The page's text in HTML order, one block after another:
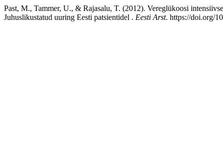
Past, M., Tammer, U., & Rajasalu, T. (2012). Vereglükoosi
Juhuslikustatud uuring Eesti patsientidel . Eesti Arst. https://doi.org/